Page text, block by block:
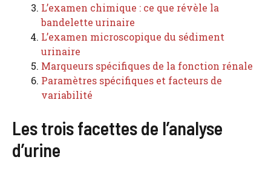
L’examen chimique : ce que révèle la
bandelette urinaire
L’examen microscopique du sédiment
urinaire
Marqueurs spécifiques de la fonction rénale
Paramètres spécifiques et facteurs de
variabilité
Les trois facettes de l’analyse
d’urine